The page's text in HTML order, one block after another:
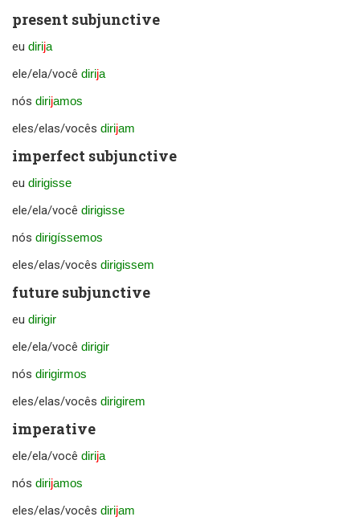
present subjunctive
eu dirija
ele/ela/você dirija
nós dirijamos
eles/elas/vocês dirijam
imperfect subjunctive
eu dirigisse
ele/ela/você dirigisse
nós dirigíssemos
eles/elas/vocês dirigissem
future subjunctive
eu dirigir
ele/ela/você dirigir
nós dirigirmos
eles/elas/vocês dirigirem
imperative
ele/ela/você dirija
nós dirijamos
eles/elas/vocês dirijam